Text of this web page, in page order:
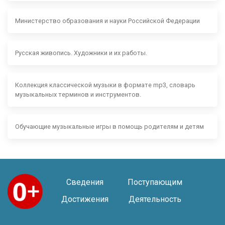
Министерство образования и науки Российской Федерации
Русская живопись. Художники и их работы.
Коллекция классической музыки в формате mp3, словарь
музыкальных терминов и инструментов.
Обучающие музыкальные игры в помощь родителям и детям
Сведения
Поступающим
Достижения
Деятельность